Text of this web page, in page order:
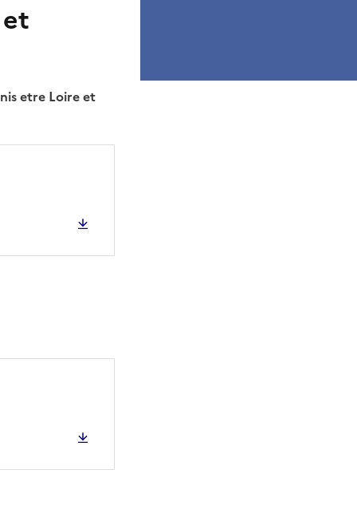
etre Loire et